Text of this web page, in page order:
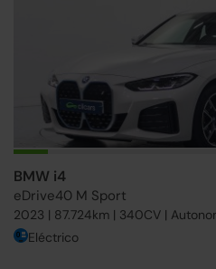
BMW i4
eDrive40 M Sport
2023 | 87.724km | 340CV |
Eléctrico